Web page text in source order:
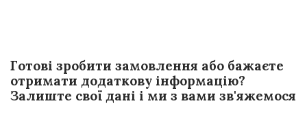
Готові зробити замовлення або бажаєте
отримати додаткову інформацію?
Залиште свої дані і ми з вами зв'яжемося